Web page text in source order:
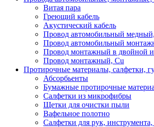
Витая пара
Греющий кабель
Акустический кабель
Провод автомобильный
Провод автомобильный
Провод монтажный в двойной
Провод монтажный, Cu
Протирочные материалы, салфетки,
Абсорбьенты
Бумажные протирочные
Салфетки из микрофибры
Щетки для очистки пыли
Вафельное полотно
Салфетки для рук, инструмента,